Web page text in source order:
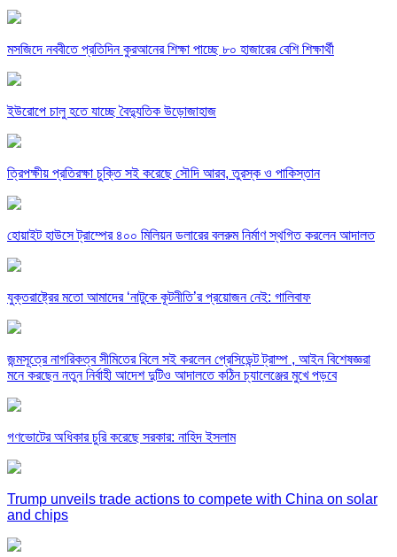
মসজিদে নববীতে প্রতিদিন কুরআনের শিক্ষা পাচ্ছে ৮০ হাজারের বেশি শিক্ষার্থী
ইউরোপে চালু হতে যাচ্ছে বৈদ্যুতিক উড়োজাহাজ
ত্রিপক্ষীয় প্রতিরক্ষা চুক্তি সই করেছে সৌদি আরব, তুরস্ক ও পাকিস্তান
হোয়াইট হাউসে ট্রাম্পের ৪০০ মিলিয়ন ডলারের বলরুম নির্মাণ স্থগিত করলেন আদালত
যুক্তরাষ্ট্রের মতো আমাদের ‘নাটুকে কূটনীতি’র প্রয়োজন নেই: গালিবাফ
জন্মসূত্রে নাগরিকত্ব সীমিতের বিলে সই করলেন প্রেসিডেন্ট ট্রাম্প , আইন বিশেষজ্ঞরা
মনে করছেন নতুন নির্বাহী আদেশ দুটিও আদালতে কঠিন চ্যালেঞ্জের মুখে পড়বে
গণভোটের অধিকার চুরি করেছে সরকার: নাহিদ ইসলাম
Trump unveils trade actions to compete with China on solar
and chips